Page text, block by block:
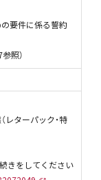
要件に係る誓約
照）
レターパック・特
きをしてください